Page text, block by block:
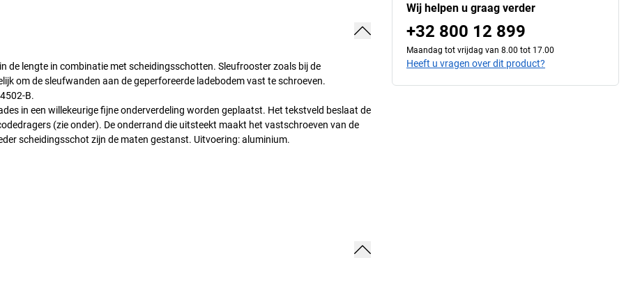
de lengte in combinatie met scheidingsschotten. Sleufrooster zoals bij de
om de sleufwanden aan de geperforeerde ladebodem vast te schroeven.
B.
in een willekeurige fijne onderverdeling worden geplaatst. Het tekstveld beslaat de
(zie onder). De onderrand die uitsteekt maakt het vastschroeven van de
scheidingsschot zijn de maten gestanst. Uitvoering: aluminium.
Wij helpen u graag verder
+32 800 12 899
Maandag tot vrijdag van 8.00 tot 17.00
Heeft u vragen over dit product?